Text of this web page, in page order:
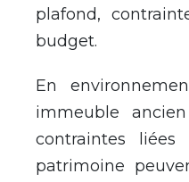
plafond,
budget.
En
immeuble
contraintes
patrimoine